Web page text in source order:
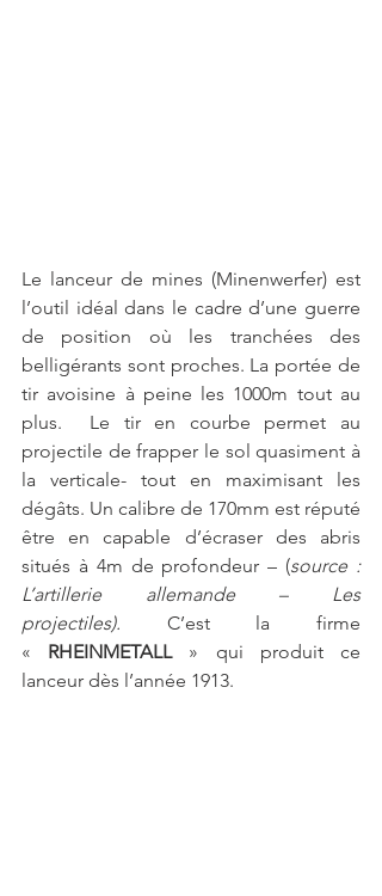
Le lanceur de mines (Minenwerfer) est
l’outil idéal dans le cadre d’une guerre
de position où les tranchées des
belligérants sont proches. La portée de
tir avoisine à peine les 1000m tout au
plus.  Le tir en courbe permet au
projectile de frapper le sol quasiment à
la verticale- tout en maximisant les
dégâts. Un calibre de 170mm est réputé
être en capable d’écraser des abris
situés à 4m de profondeur – (source :
L’artillerie allemande – Les
projectiles). C’est la firme
« RHEINMETALL » qui produit ce
lanceur dès l’année 1913.